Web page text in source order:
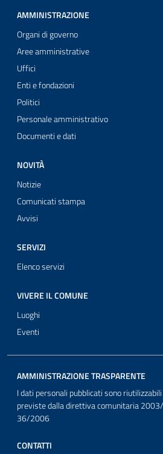
AMMINISTRAZIONE
Organi di governo
Aree amministrative
Uffici
Enti e fondazioni
Politici
Personale amministrativo
Documenti e dati
NOVITÀ
Notizie
Comunicati stampa
Avvisi
SERVIZI
Elenco servizi
VIVERE IL COMUNE
Luoghi
Eventi
AMMINISTRAZIONE TRASPARENTE
I dati personali pubblicati sono
previste dalla direttiva comunitaria
36/2006
CONTATTI